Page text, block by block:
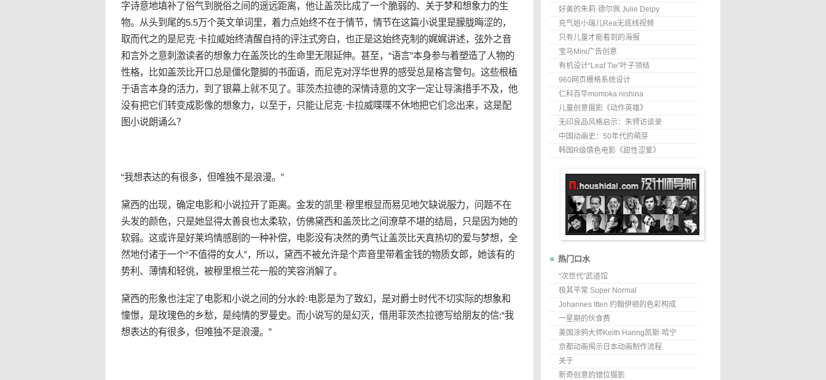
字诗意地填补了俗气到脱俗之间的遥远距离，他让盖茨比成了一个脆弱的、关于梦和想象力的生
物。从头到尾的5.5万个英文单词里，着力点始终不在于情节，情节在这篇小说里是朦胧晦涩的，
取而代之的是尼克·卡拉威始终清醒自持的评注式旁白，也正是这始终克制的娓娓讲述，弦外之音
和言外之意刺激读者的想象力在盖茨比的生命里无限延伸。甚至，“语言”本身参与着塑造了人物的
性格，比如盖茨比开口总是僵化蹩脚的书面语，而尼克对浮华世界的感受总是格言警句。这些根植
于语言本身的活力，到了银幕上就不见了。菲茨杰拉德的深情诗意的文字一定让导演措手不及，他
没有把它们转变成影像的想象力，以至于，只能让尼克·卡拉威喋喋不休地把它们念出来，这是配
图小说朗诵么？
“我想表达的有很多，但唯独不是浪漫。”
黛西的出现，确定电影和小说拉开了距离。金发的凯里·穆里根显而易见地欠缺说服力，问题不在
头发的颜色，只是她显得太善良也太柔软，仿佛黛西和盖茨比之间潦草不堪的结局，只是因为她的
软弱。这或许是好莱坞情感剧的一种补偿，电影没有决然的勇气让盖茨比天真热切的爱与梦想，全
然地付诸于一个“不值得的女人”，所以，黛西不被允许是个声音里带着金钱的物质女郎，她该有的
势利、薄情和轻佻，被穆里根兰花一般的笑容消解了。
黛西的形象也注定了电影和小说之间的分水岭:电影是为了致幻，是对爵士时代不切实际的想象和
憧憬，是玫瑰色的乡愁，是纯情的罗曼史。而小说写的是幻灭，借用菲茨杰拉德写给朋友的信:“我
想表达的有很多，但唯独不是浪漫。”
好美的朱莉·德尔佩 Julie Delpy
充气姐小瑞儿Rea无底线视频
只有儿童才能看到的海报
宝马Mini广告创意
有机设计“Leaf Tie”叶子领结
960网页栅格系统设计
仁科百华momoka nishina
儿童创意摄影《动作英雄》
无印良品风格启示：朱锷访谈录
中国动画史：50年代的萌芽
韩国R级情色电影《甜性涩爱》
热门口水
“次世代”武道馆
极其平常 Super Normal
Johannes Itten 约翰伊顿的色彩构成
一星期的伙食费
美国涂鸦大师Keith Haring凯斯·哈宁
京都动画揭示日本动画制作流程
关于
新奇创意的错位摄影